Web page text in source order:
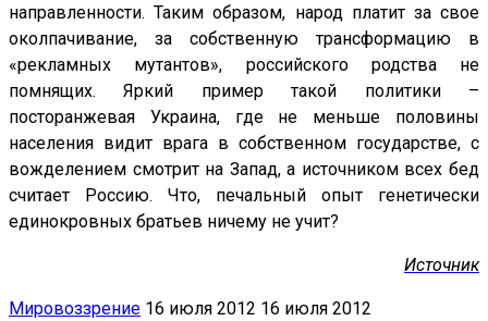
направленности. Таким образом, народ платит за свое
околпачивание, за собственную трансформацию в
«рекламных мутантов», российского родства не
помнящих. Яркий пример такой политики –
посторанжевая Украина, где не меньше половины
населения видит врага в собственном государстве, с
вожделением смотрит на Запад, а источником всех бед
считает Россию. Что, печальный опыт генетически
единокровных братьев ничему не учит?
Источник
Мировоззрение 16 июля 2012 16 июля 2012